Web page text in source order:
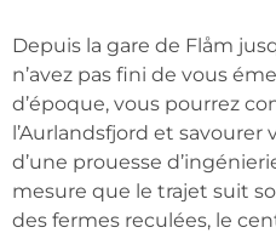
Depuis la gare de Flåm
n’avez pas fini de vous
d’époque, vous pourrez
l’Aurlandsfjord et
d’une prouesse
mesure que le trajet suit
des fermes reculées, le